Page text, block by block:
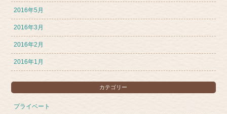
2016年5月
2016年3月
2016年2月
2016年1月
カテゴリー
プライベート